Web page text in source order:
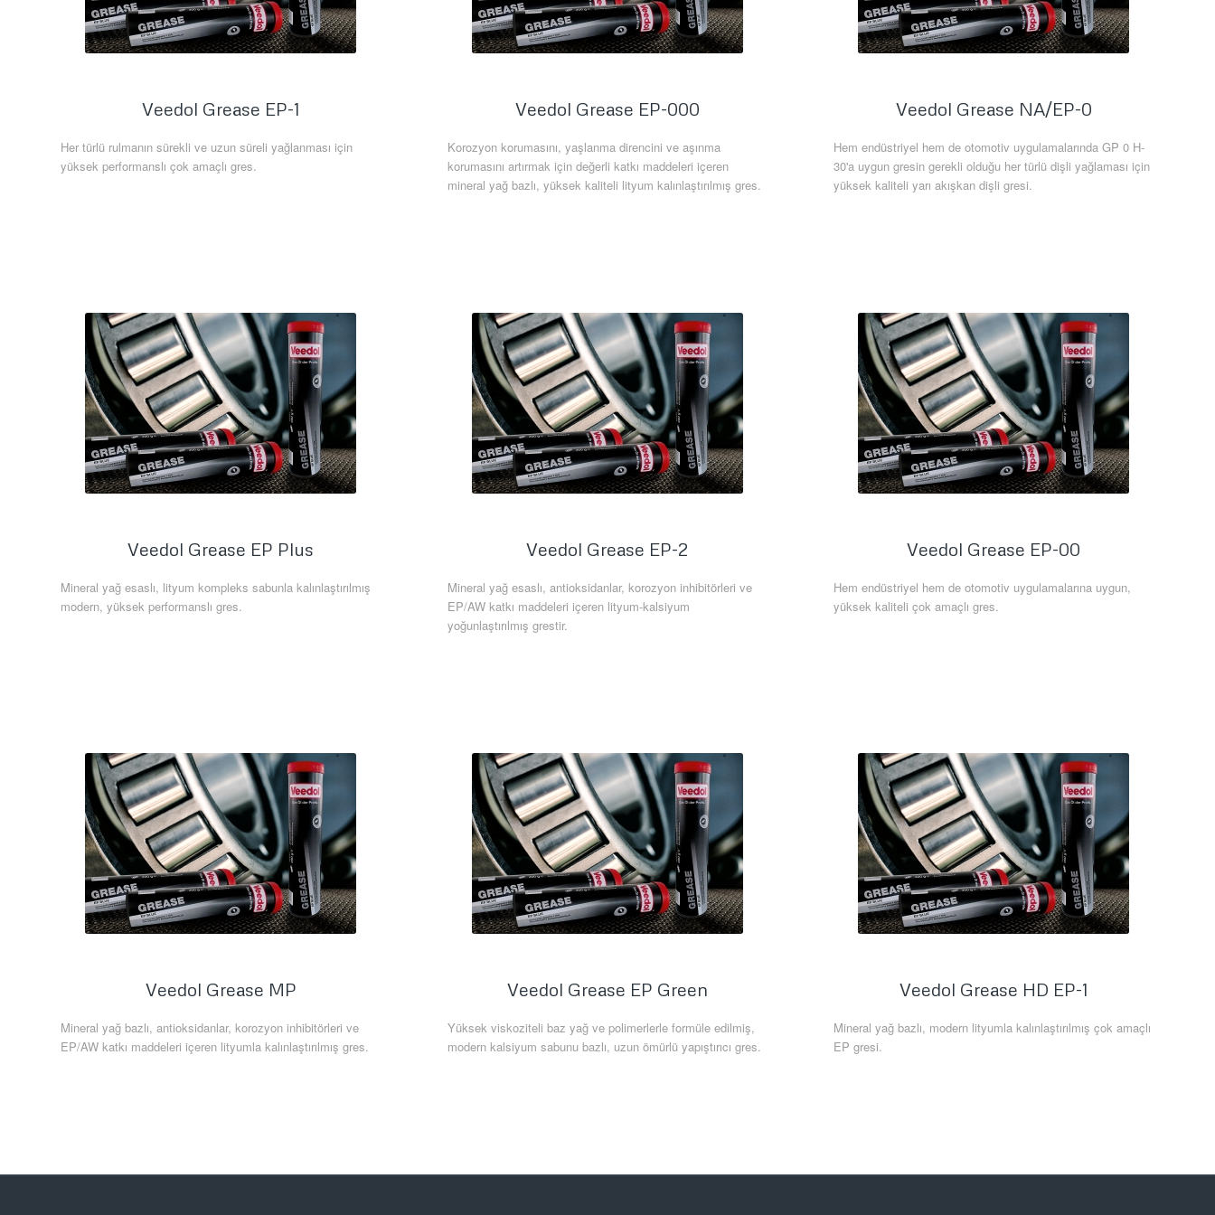
Veedol Grease EP-1
Her türlü rulmanın sürekli ve uzun süreli yağlanması için
yüksek performanslı çok amaçlı gres.
Veedol Grease EP-000
Korozyon korumasını, yaşlanma direncini ve aşınma
korumasını artırmak için değerli katkı maddeleri içeren
mineral yağ bazlı, yüksek kaliteli lityum kalınlaştırılmış gres.
Veedol Grease NA/EP-0
Hem endüstriyel hem de otomotiv uygulamalarında GP 0 H-
30'a uygun gresin gerekli olduğu her türlü dişli yağlaması için
yüksek kaliteli yarı akışkan dişli gresi.
Veedol Grease EP Plus
Mineral yağ esaslı, lityum kompleks sabunla kalınlaştırılmış
modern, yüksek performanslı gres.
Veedol Grease EP-2
Mineral yağ esaslı, antioksidanlar, korozyon inhibitörleri ve
EP/AW katkı maddeleri içeren lityum-kalsiyum
yoğunlaştırılmış grestir.
Veedol Grease EP-00
Hem endüstriyel hem de otomotiv uygulamalarına uygun,
yüksek kaliteli çok amaçlı gres.
Veedol Grease MP
Mineral yağ bazlı, antioksidanlar, korozyon inhibitörleri ve
EP/AW katkı maddeleri içeren lityumla kalınlaştırılmış gres.
Veedol Grease EP Green
Yüksek viskoziteli baz yağ ve polimerlerle formüle edilmiş,
modern kalsiyum sabunu bazlı, uzun ömürlü yapıştırıcı gres.
Veedol Grease HD EP-1
Mineral yağ bazlı, modern lityumla kalınlaştırılmış çok amaçlı
EP gresi.